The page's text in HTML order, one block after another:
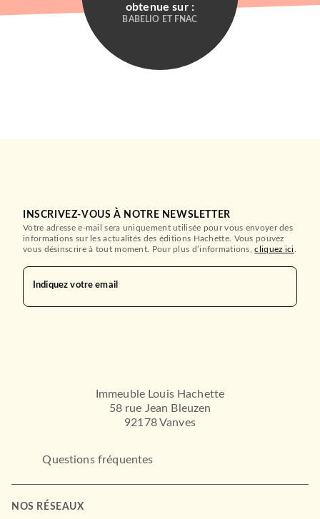
obtenue sur :
BABELIO ET FNAC
INSCRIVEZ-VOUS À NOTRE NEWSLETTER
Votre adresse e-mail sera uniquement utilisée pour vous envoyer des
informations sur les actualités des éditions Hachette. Vous pouvez
vous désinscrire à tout moment. Pour plus d’informations,cliquez ici
Indiquez votre email
Immeuble Louis Hachette
58 rue Jean Bleuzen
92178 Vanves
Questions fréquentes
NOS RÉSEAUX